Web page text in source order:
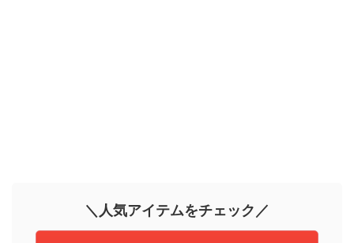
＼人気アイテムをチェック／